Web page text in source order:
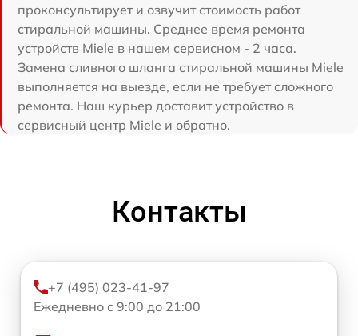
проконсультирует и озвучит стоимость работ
стиральной машины. Среднее время ремонта
устройств Miele в нашем сервисном - 2 часа.
Замена сливного шланга стиральной машины Miele
выполняется на выезде, если не требует сложного
ремонта. Наш курьер доставит устройство в
сервисный центр Miele и обратно.
Контакты
+7 (495) 023-41-97
Ежедневно с 9:00 до 21:00